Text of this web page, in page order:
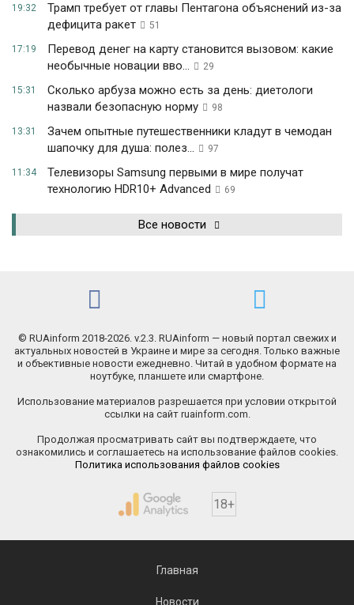
19:32
Трамп требует от главы Пентагона объяснений из-за
дефицита ракет
51
17:19
Перевод денег на карту становится вызовом: какие
необычные новации вво...
29
15:31
Сколько арбуза можно есть за день: диетологи
назвали безопасную норму
98
13:31
Зачем опытные путешественники кладут в чемодан
шапочку для душа: полез...
97
11:34
Телевизоры Samsung первыми в мире получат
технологию HDR10+ Advanced
69
Все новости
© RUAinform 2018-2026. v.2.3. RUAinform — новый портал свежих и
актуальных новостей в Украине и мире за сегодня. Только важные
и объективные новости ежедневно. Читай в удобном формате на
ноутбуке, планшете или смартфоне.
Использование материалов разрешается при условии открытой
ссылки на сайт ruainform.com.
Продолжая просматривать сайт вы подтверждаете, что
ознакомились и соглашаетесь на использование файлов cookies.
Политика использования файлов cookies
18+
Главная
Новости